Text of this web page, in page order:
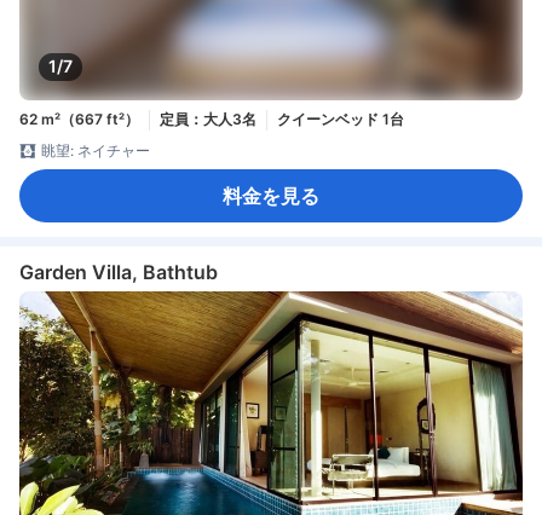
1/7
62 m²（667 ft²） 定員：大人3名
クイーンベッド 1台
眺望: ネイチャー
料金を見る
Garden Villa, Bathtub